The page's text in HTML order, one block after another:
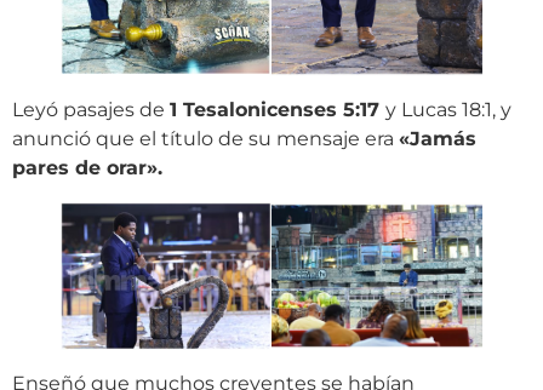
Leyó pasajes de 1 Tesalonicenses 5:17 y Lucas 18:1, y
anunció que el título de su mensaje era «Jamás
pares de orar».
Enseñó que muchos creyentes se habían